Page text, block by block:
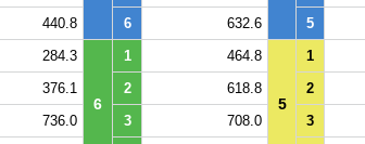
440.8 6 632.6 5
284.3
6
1 464.8
5
1
376.1 2 618.8 2
736.0 3 708.0 3